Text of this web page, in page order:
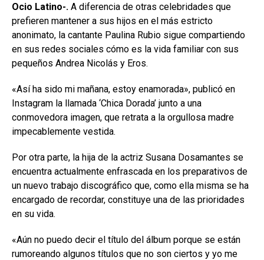
Ocio Latino-. A diferencia de otras celebridades que
prefieren mantener a sus hijos en el más estricto
anonimato, la cantante Paulina Rubio sigue compartiendo
en sus redes sociales cómo es la vida familiar con sus
pequeños Andrea Nicolás y Eros.
«Así ha sido mi mañana, estoy enamorada», publicó en
Instagram la llamada ‘Chica Dorada’ junto a una
conmovedora imagen, que retrata a la orgullosa madre
impecablemente vestida.
Por otra parte, la hija de la actriz Susana Dosamantes se
encuentra actualmente enfrascada en los preparativos de
un nuevo trabajo discográfico que, como ella misma se ha
encargado de recordar, constituye una de las prioridades
en su vida.
«Aún no puedo decir el título del álbum porque se están
rumoreando algunos títulos que no son ciertos y yo me